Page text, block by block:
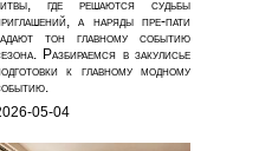
где решаются судьбы
а наряды пре-пати
тон главному событию
Разбираемся в закулисье
к главному модному
05-04